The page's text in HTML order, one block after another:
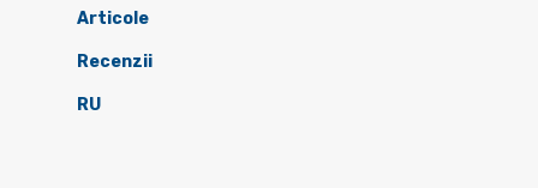
Articole
Recenzii
RU